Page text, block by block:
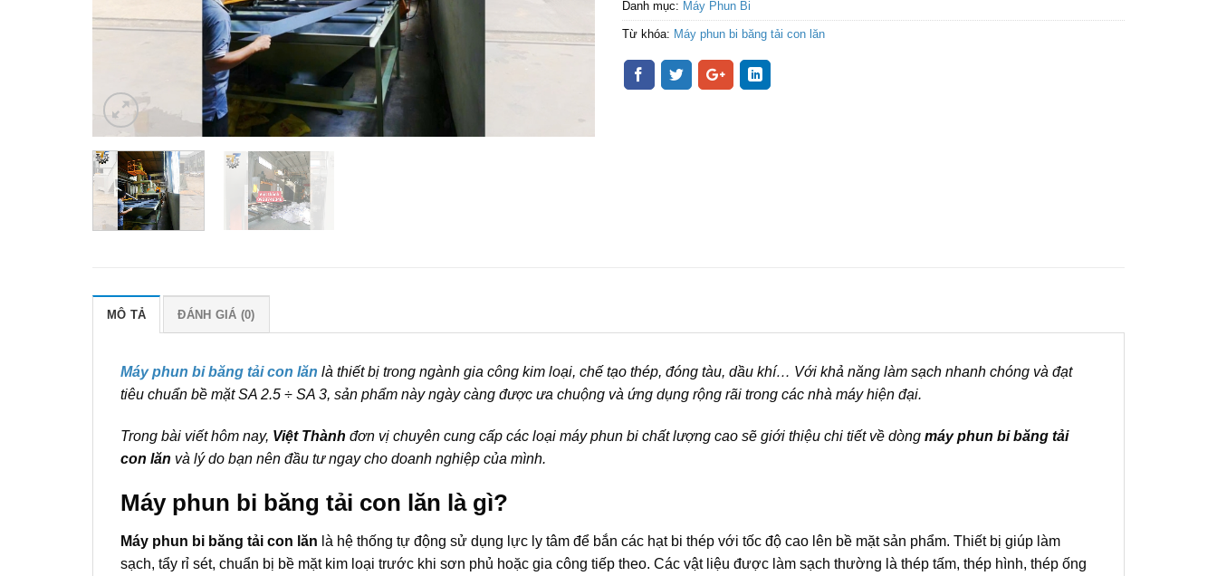
Danh mục: Máy Phun Bi
Từ khóa: Máy phun bi băng tải con lăn
MÔ TẢ ĐÁNH GIÁ (0)
Máy phun bi băng tải con lăn là thiết bị trong ngành gia công kim loại, chế tạo thép, đóng tàu, dầu khí… Với khả năng làm sạch nhanh chóng và đạt
tiêu chuẩn bề mặt SA 2.5 ÷ SA 3, sản phẩm này ngày càng được ưa chuộng và ứng dụng rộng rãi trong các nhà máy hiện đại.
Trong bài viết hôm nay, Việt Thành đơn vị chuyên cung cấp các loại máy phun bi chất lượng cao sẽ giới thiệu chi tiết về dòng máy phun bi băng tải
con lăn và lý do bạn nên đầu tư ngay cho doanh nghiệp của mình.
Máy phun bi băng tải con lăn là gì?
Máy phun bi băng tải con lăn là hệ thống tự động sử dụng lực ly tâm để bắn các hạt bi thép với tốc độ cao lên bề mặt sản phẩm. Thiết bị giúp làm
sạch, tẩy rỉ sét, chuẩn bị bề mặt kim loại trước khi sơn phủ hoặc gia công tiếp theo. Các vật liệu được làm sạch thường là thép tấm, thép hình, thép ống